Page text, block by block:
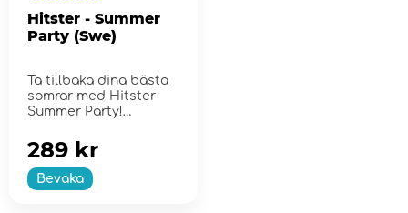
Hitster - Summer
Party (Swe)
Ta tillbaka dina bästa
somrar med Hitster
Summer Party!
Bevaka
289 kr